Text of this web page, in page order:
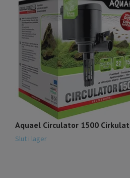
Aquael Circulator 1500
Slut i lager